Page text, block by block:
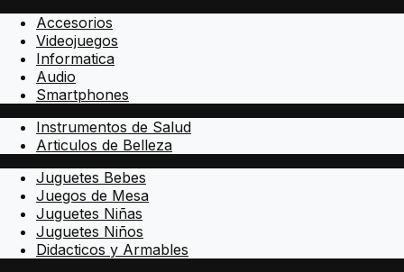
Accesorios
Videojuegos
Informatica
Audio
Smartphones
Instrumentos de Salud
Articulos de Belleza
Juguetes Bebes
Juegos de Mesa
Juguetes Niñas
Juguetes Niños
Didacticos y Armables